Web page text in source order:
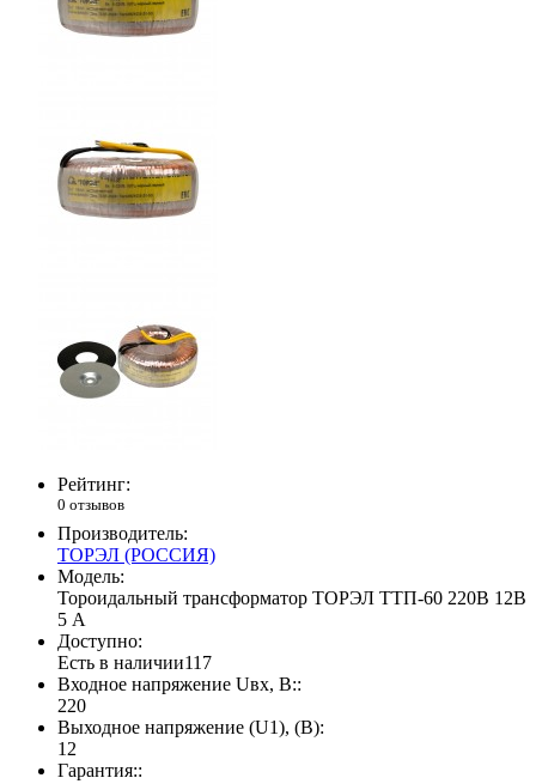
Рейтинг:
0 отзывов
Производитель:
ТОРЭЛ (РОССИЯ)
Модель:
Тороидальный трансформатор ТОРЭЛ ТТП-60 220В 12В
5 А
Доступно:
Есть в наличии117
Входное напряжение Uвх, В::
220
Выходное напряжение (U1), (В):
12
Гарантия::